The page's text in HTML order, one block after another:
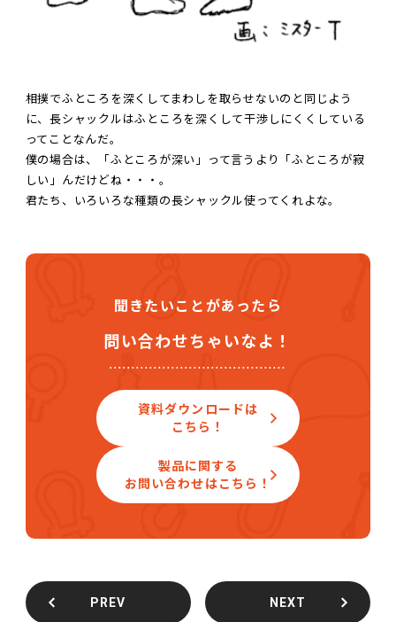
相撲でふところを深くしてまわしを取らせないのと同じよう
に、長シャックルはふところを深くして干渉しにくくしている
ってことなんだ。
僕の場合は、「ふところが深い」って言うより「ふところが寂
しい」んだけどね・・・。
君たち、いろいろな種類の長シャックル使ってくれよな。
聞きたいことがあったら
問い合わせちゃいなよ！
資料ダウンロードは
こちら！
製品に関する
お問い合わせはこちら！
PREV NEXT